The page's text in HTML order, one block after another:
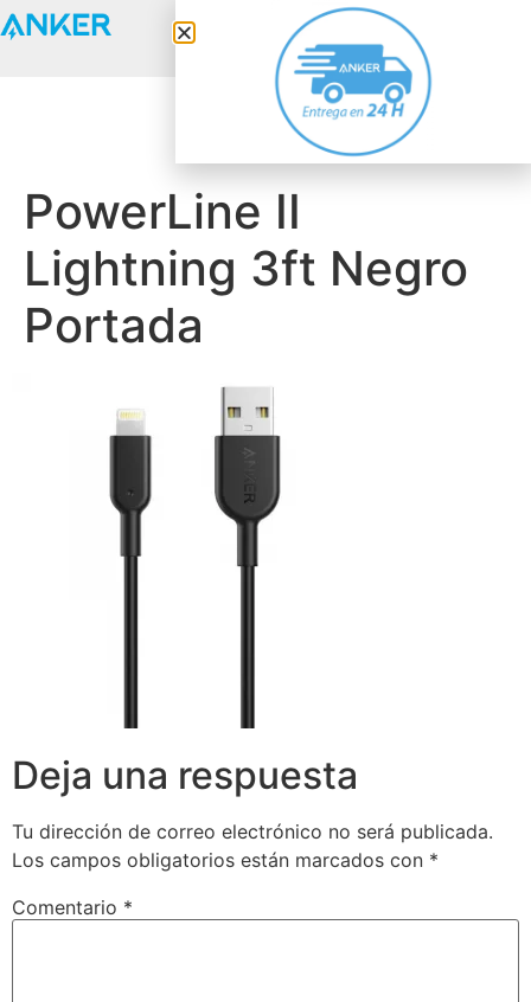
PowerLine II
Lightning 3ft Negro
Portada
Deja una respuesta
Tu dirección de correo electrónico no será publicada.
Los campos obligatorios están marcados con *
Comentario *